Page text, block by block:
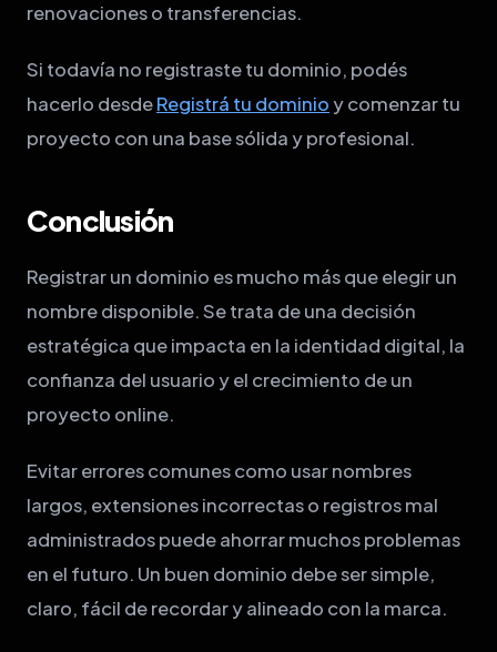
renovaciones o transferencias.
Si todavía no registraste tu dominio, podés
hacerlo desdeRegistrá tu dominio y comenzar tu
proyecto con una base sólida y profesional.
Conclusión
Registrar un dominio es mucho más que elegir un
nombre disponible. Se trata de una decisión
estratégica que impacta en la identidad digital, la
confianza del usuario y el crecimiento de un
proyecto online.
Evitar errores comunes como usar nombres
largos, extensiones incorrectas o registros mal
administrados puede ahorrar muchos problemas
en el futuro. Un buen dominio debe ser simple,
claro, fácil de recordar y alineado con la marca.